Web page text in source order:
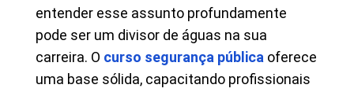
entender esse assunto profundamente
pode ser um divisor de águas na sua
carreira. O curso segurança pública oferece
uma base sólida, capacitando profissionais